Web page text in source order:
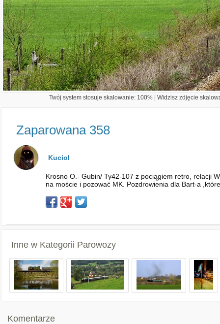
Twój system stosuje skalowanie: 100% | Widzisz zdjęcie
Zaparowana 358
Kuciol
Krosno O.- Gubin/ Ty42-107 z pociągiem retro, relacji
na moście i pozować MK. Pozdrowienia dla Bart-a
Inne w Kategorii Parowozy
Komentarze